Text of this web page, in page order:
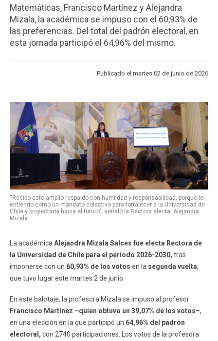
ESTUDIANTES ACADÉMICOS
FUNCIONARIOS EGRESADOS
Matemáticas, Francisco Martínez y Alejandra
Mizala, la académica se impuso con el 60,93% de
las preferencias. Del total del padrón electoral, en
esta jornada participó el 64,96% del mismo.
Publicado el martes 02 de junio de 2026
“Recibo este amplio respaldo con humildad y responsabilidad, porque lo
entiendo como un mandato colectivo para fortalecer a la Universidad de
Chile y proyectarla hacia el futuro", señaló la Rectora electa, Alejandra
Mizala.
La académica Alejandra Mizala Salces fue electa Rectora de
la Universidad de Chile para el periodo 2026-2030, tras
imponerse con un 60,93% de los votos en la segunda vuelta,
que tuvo lugar este martes 2 de junio.
En este balotaje, la profesora Mizala se impuso al profesor
Francisco Martínez –quien obtuvo un 39,07% de los votos–,
en una elección en la que participó un 64,96% del padrón
electoral, con 2740 participaciones. Los votos de la profesora